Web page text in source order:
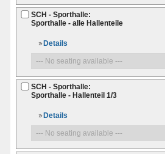
SCH - Sporthalle:
Sporthalle - alle Hallenteile
Details
SCH - Sporthalle:
Sporthalle - Hallenteil 1/3
Details